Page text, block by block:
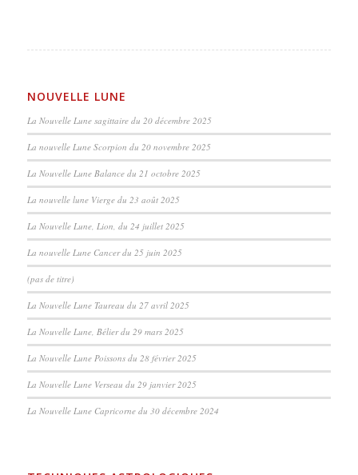
NOUVELLE LUNE
La Nouvelle Lune sagittaire du 20 décembre 2025
La nouvelle Lune Scorpion du 20 novembre 2025
La Nouvelle Lune Balance du 21 octobre 2025
La nouvelle lune Vierge du 23 août 2025
La Nouvelle Lune, Lion, du 24 juillet 2025
La nouvelle Lune Cancer du 25 juin 2025
(pas de titre)
La Nouvelle Lune Taureau du 27 avril 2025
La Nouvelle Lune, Bélier du 29 mars 2025
La Nouvelle Lune Poissons du 28 février 2025
La Nouvelle Lune Verseau du 29 janvier 2025
La Nouvelle Lune Capricorne du 30 décembre 2024